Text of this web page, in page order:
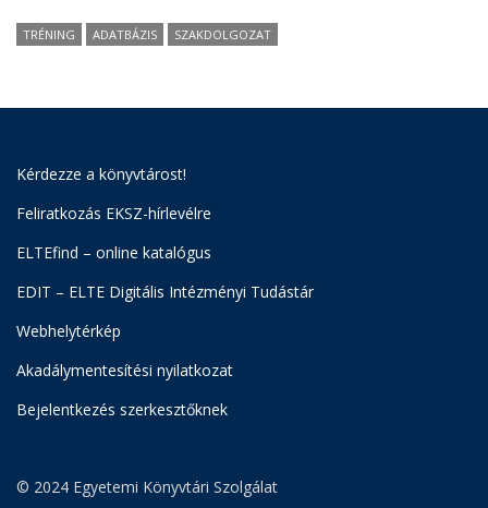
TRÉNING ADATBÁZIS SZAKDOLGOZAT
Kérdezze a könyvtárost!
Feliratkozás EKSZ-hírlevélre
ELTEfind – online katalógus
EDIT – ELTE Digitális Intézményi Tudástár
Webhelytérkép
Akadálymentesítési nyilatkozat
Bejelentkezés szerkesztőknek
© 2024 Egyetemi Könyvtári Szolgálat